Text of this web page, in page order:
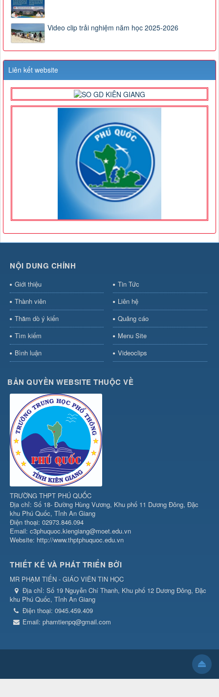
Video clip trải nghiệm năm học 2025-2026
Liên kết website
NỘI DUNG CHÍNH
Giới thiệu
Tin Tức
Thành viên
Liên hệ
Thăm dò ý kiến
Quảng cáo
Tìm kiếm
Menu Site
Bình luận
Videoclips
BẢN QUYỀN WEBSITE THUỘC VỀ
TRƯỜNG THPT PHÚ QUỐC
Địa chỉ: Số 18- Đường Hùng Vương, Khu phố 11 Dương Đông, Đặc
khu Phú Quốc, Tỉnh An Giang
Điện thoại: 02973.846.094
Email: c3phuquoc.kiengiang@moet.edu.vn
Website: http://www.thptphuquoc.edu.vn
THIẾT KẾ VÀ PHÁT TRIỂN BỞI
MR PHẠM TIẾN - GIÁO VIÊN TIN HỌC
Địa chỉ: Số 19 Nguyễn Chí Thanh, Khu phố 12 Dương Đông, Đặc
khu Phú Quốc, Tỉnh An Giang
Điện thoại: 0945.459.409
Email: phamtienpq@gmail.com